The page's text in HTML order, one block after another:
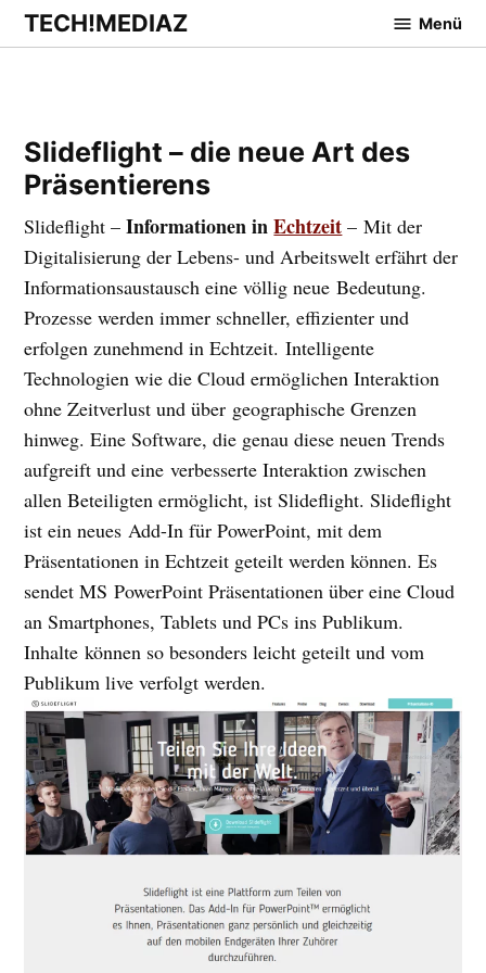
Zum
Inhalt
TECH!MEDIAZ Menü
Slideflight – die neue Art des
Präsentierens
Slideflight –Informationen inEchtzeit – Mit der
Digitalisierung der Lebens- und Arbeitswelt erfährt der
Informationsaustausch eine völlig neue Bedeutung.
Prozesse werden immer schneller, effizienter und
erfolgen zunehmend in Echtzeit. Intelligente
Technologien wie die Cloud ermöglichen Interaktion
ohne Zeitverlust und über geographische Grenzen
hinweg. Eine Software, die genau diese neuen Trends
aufgreift und eine verbesserte Interaktion zwischen
allen Beteiligten ermöglicht, ist Slideflight. Slideflight
ist ein neues Add-In für PowerPoint, mit dem
Präsentationen in Echtzeit geteilt werden können. Es
sendet MS PowerPoint Präsentationen über eine Cloud
an Smartphones, Tablets und PCs ins Publikum.
Inhalte können so besonders leicht geteilt und vom
Publikum live verfolgt werden.